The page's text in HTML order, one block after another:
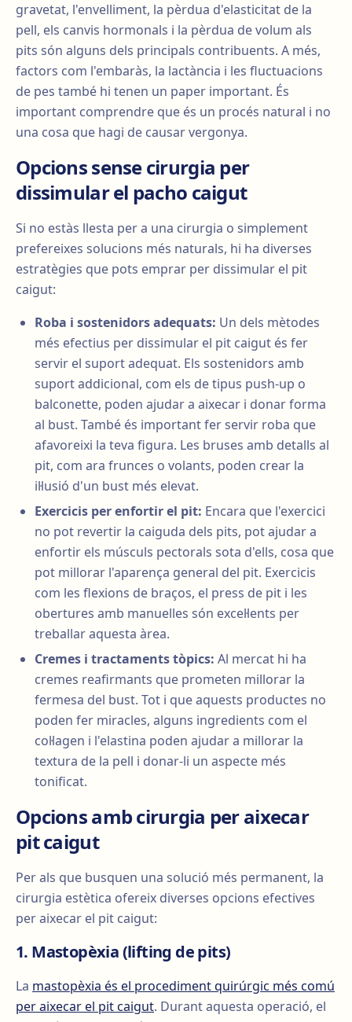
gravetat, l'envelliment, la pèrdua d'elasticitat de la
pell, els canvis hormonals i la pèrdua de volum als
pits són alguns dels principals contribuents. A més,
factors com l'embaràs, la lactància i les fluctuacions
de pes també hi tenen un paper important. És
important comprendre que és un procés natural i no
una cosa que hagi de causar vergonya.
Opcions sense cirurgia per
dissimular el pacho caigut
Si no estàs llesta per a una cirurgia o simplement
prefereixes solucions més naturals, hi ha diverses
estratègies que pots emprar per dissimular el pit
caigut:
Roba i sostenidors adequats: Un dels mètodes
més efectius per dissimular el pit caigut és fer
servir el suport adequat. Els sostenidors amb
suport addicional, com els de tipus push-up o
balconette, poden ajudar a aixecar i donar forma
al bust. També és important fer servir roba que
afavoreixi la teva figura. Les bruses amb detalls al
pit, com ara frunces o volants, poden crear la
il·lusió d'un bust més elevat.
Exercicis per enfortir el pit: Encara que l'exercici
no pot revertir la caiguda dels pits, pot ajudar a
enfortir els músculs pectorals sota d'ells, cosa que
pot millorar l'aparença general del pit. Exercicis
com les flexions de braços, el press de pit i les
obertures amb manuelles són excel·lents per
treballar aquesta àrea.
Cremes i tractaments tòpics: Al mercat hi ha
cremes reafirmants que prometen millorar la
fermesa del bust. Tot i que aquests productes no
poden fer miracles, alguns ingredients com el
col·lagen i l'elastina poden ajudar a millorar la
textura de la pell i donar-li un aspecte més
tonificat.
Opcions amb cirurgia per aixecar
pit caigut
Per als que busquen una solució més permanent, la
cirurgia estètica ofereix diverses opcions efectives
per aixecar el pit caigut:
1. Mastopèxia (lifting de pits)
La mastopèxia és el procediment quirúrgic més comú
per aixecar el pit caigut. Durant aquesta operació, el